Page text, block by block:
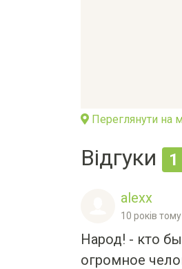
Переглянути на
Відгуки 1
alexx
10 років тому
Народ! - кто
огромное